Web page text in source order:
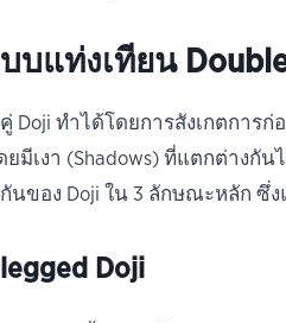
บแท่งเทียน
Doji ทำได้โดยการสังเกตการ
ยมีเงา (Shadows) ที่แตกต่างกั
นของ Doji ใน 3 ลักษณะหลัก
Doji